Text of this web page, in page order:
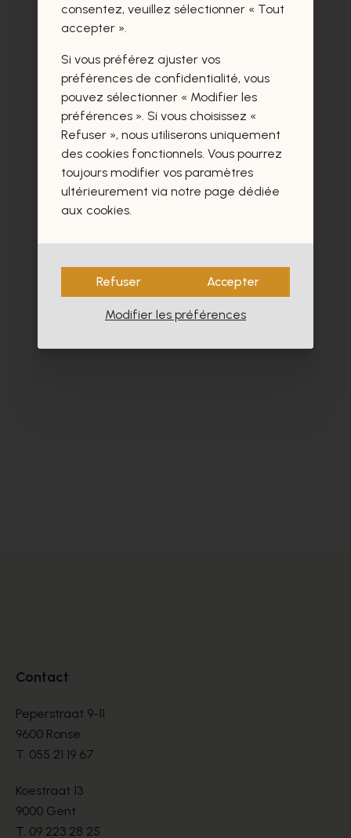
Ces produits vous intéresseront
certainement aussi.
- 40%
Contact
Peperstraat 9-11
9600 Ronse
T. 055 21 19 67
Koestraat 13
9000 Gent
T. 09 223 28 25
consentez, veuillez sélectionner « Tout
accepter ».
Si vous préférez ajuster vos
préférences de confidentialité, vous
pouvez sélectionner « Modifier les
préférences ». Si vous choisissez «
Refuser », nous utiliserons uniquement
des cookies fonctionnels. Vous pourrez
toujours modifier vos paramètres
ultérieurement via notre page dédiée
aux cookies.
Refuser Accepter
Modifier les préférences